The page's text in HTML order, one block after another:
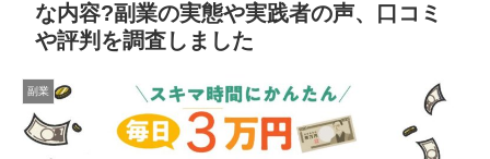
な内容?副業の実態や実践者の声、口コミ
や評判を調査しました
副業